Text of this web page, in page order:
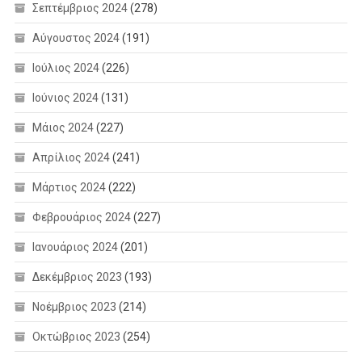
Σεπτέμβριος 2024(278)
Αύγουστος 2024(191)
Ιούλιος 2024(226)
Ιούνιος 2024(131)
Μάιος 2024(227)
Απρίλιος 2024(241)
Μάρτιος 2024(222)
Φεβρουάριος 2024(227)
Ιανουάριος 2024(201)
Δεκέμβριος 2023 (193)
Νοέμβριος 2023 (214)
Οκτώβριος 2023 (254)